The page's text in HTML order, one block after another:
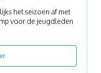
het seizoen af met
voor de jeugdleden